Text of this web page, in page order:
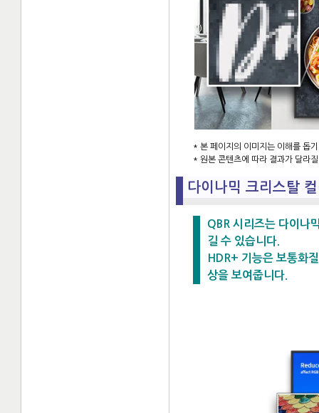
* 본 페이지의 이미지는 이해를 돕
* 원본 콘텐츠에 따라 결과가 달라
다이나믹 크리스탈
QBR 시리즈는 다이나
길 수 있습니다.
HDR+ 기능은 보통화
상을 보여줍니다.